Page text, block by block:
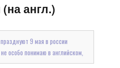
англ.)
9 мая в россии
особо понимаю в английском,